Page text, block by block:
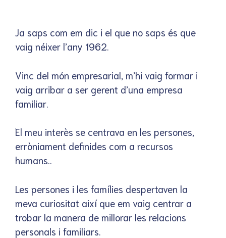
Ja saps com em dic i el que no saps és que
vaig néixer l’any 1962.
Vinc del món empresarial, m’hi vaig formar i
vaig arribar a ser gerent d’una empresa
familiar.
El meu interès se centrava en les persones,
erròniament definides com a recursos
humans..
Les persones i les famílies despertaven la
meva curiositat així que em vaig centrar a
trobar la manera de millorar les relacions
personals i familiars.